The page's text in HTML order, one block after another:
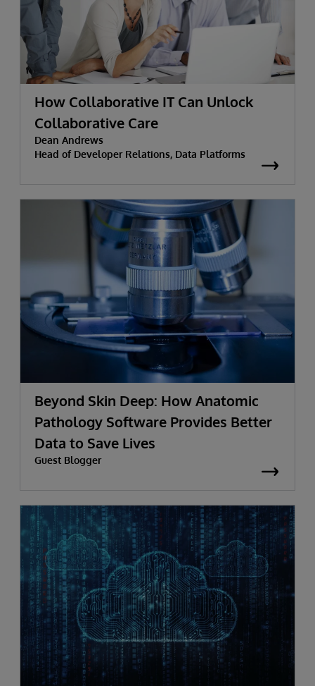
How Collaborative IT Can Unlock
Collaborative Care
Dean Andrews
Head of Developer Relations, Data Platforms
Beyond Skin Deep: How Anatomic
Pathology Software Provides Better
Data to Save Lives
Guest Blogger